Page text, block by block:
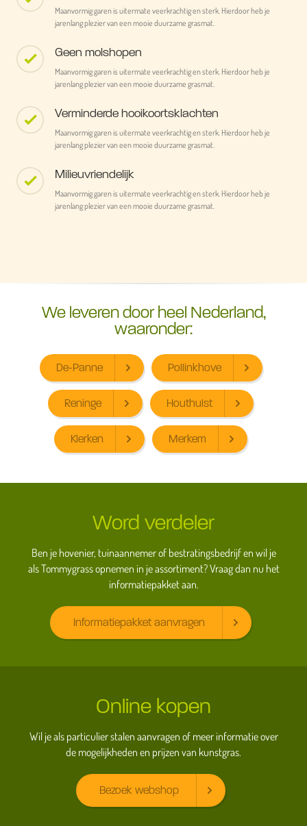
Maanvormig garen is uitermate veerkrachtig en sterk. Hierdoor heb je
jarenlang plezier van een mooie duurzame grasmat.
Geen molshopen
Maanvormig garen is uitermate veerkrachtig en sterk. Hierdoor heb je
jarenlang plezier van een mooie duurzame grasmat.
Verminderde hooikoortsklachten
Maanvormig garen is uitermate veerkrachtig en sterk. Hierdoor heb je
jarenlang plezier van een mooie duurzame grasmat.
Milieuvriendelijk
Maanvormig garen is uitermate veerkrachtig en sterk. Hierdoor heb je
jarenlang plezier van een mooie duurzame grasmat.
We leveren door heel Nederland,
waaronder:
De-Panne Pollinkhove
Reninge Houthulst
Klerken Merkem
Word verdeler
Ben je hovenier, tuinaannemer of bestratingsbedrijf en wil je
als Tommygrass opnemen in je assortiment? Vraag dan nu het
informatiepakket aan.
Informatiepakket aanvragen
Online kopen
Wil je als particulier stalen aanvragen of meer informatie over
de mogelijkheden en prijzen van kunstgras.
Bezoek webshop